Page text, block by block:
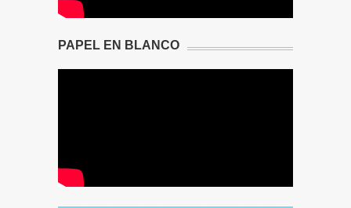
PAPEL EN BLANCO